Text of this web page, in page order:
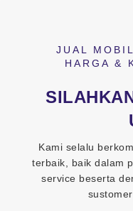
JUAL
HARGA &
Kami selalu
terbaik, baik dalam
service beserta